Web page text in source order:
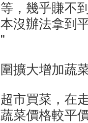
，幾乎賺不
沒辦法拿到
大增加蔬
買菜，在
菜價格較平